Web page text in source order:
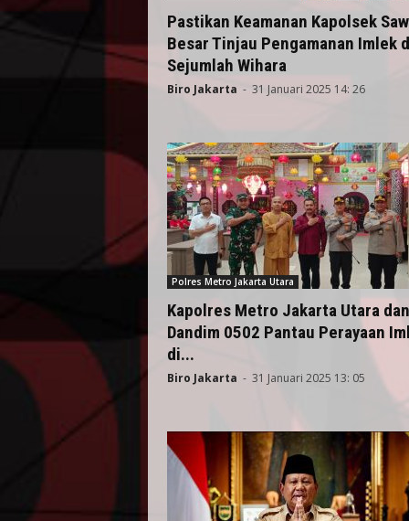
Pastikan Keamanan Kapolsek
Besar Tinjau Pengamanan Imlek
Sejumlah Wihara
Biro Jakarta - 31 Januari 2025 14: 26
Polres Metro Jakarta Utara
Kapolres Metro Jakarta Utara dan
Dandim 0502 Pantau Perayaan
di...
Biro Jakarta - 31 Januari 2025 13: 05